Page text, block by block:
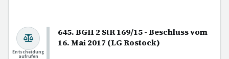
645. BGH 2 StR 169/15 - Beschluss vom
16. Mai 2017 (LG Rostock)
Entscheidung
aufrufen